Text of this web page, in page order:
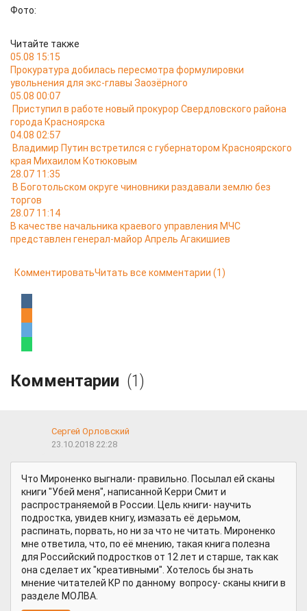
Фото:
Читайте также
05.08 15:15
Прокуратура добилась пересмотра формулировки
увольнения для экс-главы Заозёрного
05.08 00:07
Приступил в работе новый прокурор Свердловского района
города Красноярска
04.08 02:57
Владимир Путин встретился с губернатором Красноярского
края Михаилом Котюковым
28.07 11:35
В Боготольском округе чиновники раздавали землю без
торгов
28.07 11:14
В качестве начальника краевого управления МЧС
представлен генерал-майор Апрель Агакишиев
КомментироватьЧитать все комментарии (1)
Комментарии (1)
Сергей Орловский
23.10.2018 22:28
Что Мироненко выгнали- правильно. Посылал ей сканы
книги "Убей меня", написанной Керри Смит и
распространяемой в России. Цель книги- научить
подростка, увидев книгу, измазать её дерьмом,
распинать, порвать, но ни за что не читать. Мироненко
мне ответила, что, по её мнению, такая книга полезна
для Российский подростков от 12 лет и старше, так как
она сделает их "креативными". Хотелось бы знать
мнение читателей КР по данному вопросу- сканы книги в
разделе МОЛВА.